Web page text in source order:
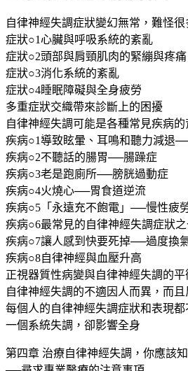
自律神經失調症狀變幻無常，難怪
症狀○1心臟與呼吸系統的紊亂
症狀○2頭部與肩頸肌肉的緊繃與疼痛
症狀○3消化系統的紊亂
症狀○4睡眠障礙與全身疲勞
多重症狀交織帶來診斷上的困擾
自律神經失調可能是各種常見疾病的
疾病○1導致眩暈、耳鳴和聽力減退
疾病○2不聽話的腸胃──腸躁症
疾病○3老是跑廁所──膀胱過動症
疾病○4火燒心──胃食道逆流
疾病○5「永遠充不飽電」──慢性疲
疾病○6最常見的自律神經失調症狀
疾病○7讓人感到快要死掉──過度換
疾病○8自律神經與血壓升高
正視器質性病變與自律神經失調的平
自律神經失調的不適因人而異，而且
每個人的自律神經失調症狀和表現都
一個系統失調，卻影響全身
第四章 治療自律神經失調，你應該